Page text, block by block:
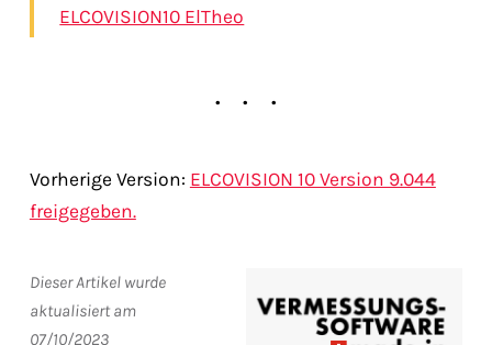
ELCOVISION10 ElTheo
Vorherige Version: ELCOVISION 10 Version 9.044
freigegeben.
Dieser Artikel wurde
aktualisiert am
07/10/2023